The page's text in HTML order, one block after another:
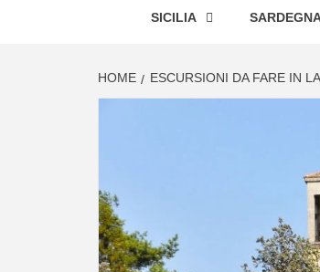
SICILIA
HOME ESCURSIONI DA FARE IN